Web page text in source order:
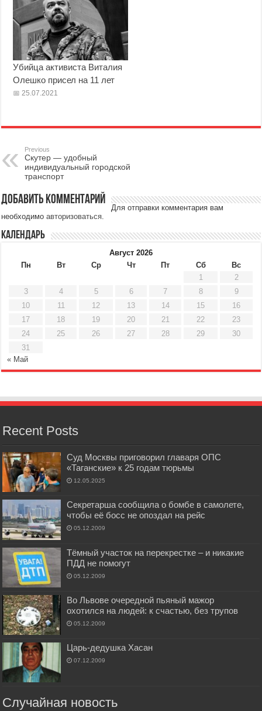
Убийца активиста Виталия
Олешко присел на 11 лет
25.07.2021
Previous
Скутер — удобный
индивидуальный городской
транспорт
Добавить комментарий
Для отправки комментария вам
необходимоавторизоваться.
Календарь
Август 2026
Пн
Вт Ср Чт Пт Сб
Вс
1
2
3
4 5 6 7 8
9
10
11 12 13 14 15
16
17
18 19 20 21 22
23
24
25 26 27 28 29
30
31
« Май
Recent Posts
Суд Москвы приговорил главаря ОПС
«Таганские» к 25 годам тюрьмы
12.05.2025
Секретарша сообщила о бомбе в самолете,
чтобы её босс не опоздал на рейс
05.12.2009
Тёмный участок на перекрестке – и никакие
ПДД не помогут
05.12.2009
Во Львове очередной пьяный мажор
охотился на людей: к счастью, без трупов
05.12.2009
Царь-дедушка Хасан
07.12.2009
Случайная новость